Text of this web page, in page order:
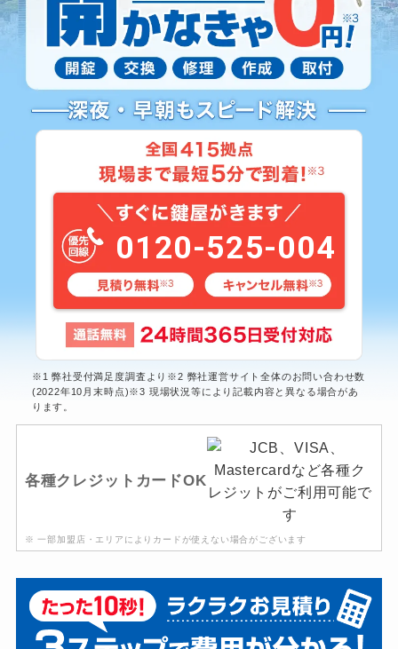
0120-525-004
※1 弊社受付満足度調査より※2 弊社運営サイト全体のお問い合わせ数
(2022年10月末時点)※3 現場状況等により記載内容と異なる場合があ
ります。
各種クレジットカードOK
※ 一部加盟店・エリアによりカードが使えない場合がございます